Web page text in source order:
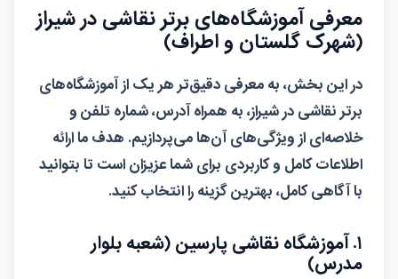
معرفی آموزشگاه‌های برتر نقاشی در شیراز
(شهرک گلستان و اطراف)
در این بخش، به معرفی دقیق‌تر هر یک از آموزشگاه‌های
برتر نقاشی در شیراز، به همراه آدرس، شماره تلفن و
خلاصه‌ای از ویژگی‌های آن‌ها می‌پردازیم. هدف ما ارائه
اطلاعات کامل و کاربردی برای شما عزیزان است تا بتوانید
با آگاهی کامل، بهترین گزینه را انتخاب کنید.
۱. آموزشگاه نقاشی پارسین (شعبه بلوار
مدرس)